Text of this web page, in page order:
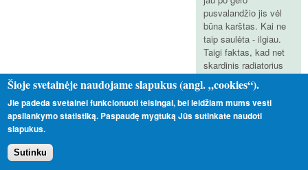
pusvalandžio jis vėl
būna karštas. Kai ne
taip saulėta - ilgiau.
Taigi faktas, kad net
skardinis radiatorius
yra labai efektyvus.
Šią vasarą bandysim
prijungti akumuliacinę
talpą kokią.
Šioje svetainėje naudojame slapukus (angl. „cookies“).
Jie padeda svetainei funkcionuoti teisingai, bei leidžiam mums vesti
apsilankymo statistiką. Paspaudę mygtuką Jūs sutinkate naudoti
slapukus.
Sutinku